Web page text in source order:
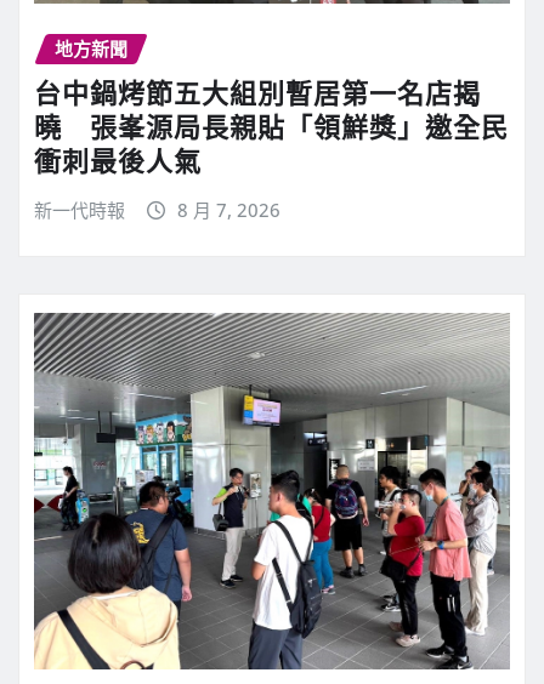
地方新聞
台中鍋烤節五大組別暫居第一名店揭
曉 張峯源局長親貼「領鮮獎」邀全民
衝刺最後人氣
新一代時報 8 月 7, 2026